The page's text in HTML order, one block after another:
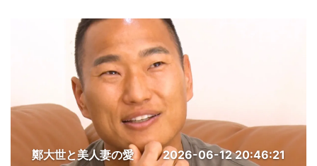
鄭大世と美人妻の愛 2026-06-12 20:46:21